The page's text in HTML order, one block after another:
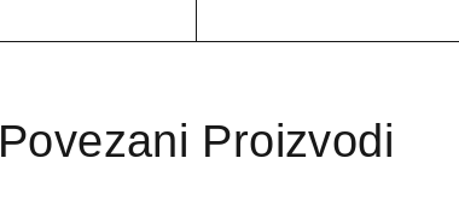
Povezani Proizvodi